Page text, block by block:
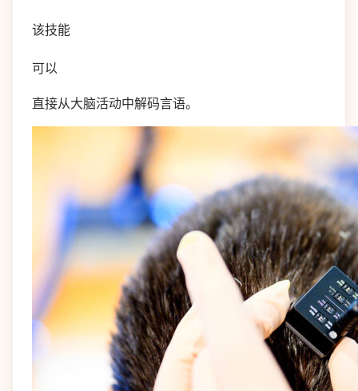
该技能
可以
直接从大脑活动中解码言语。